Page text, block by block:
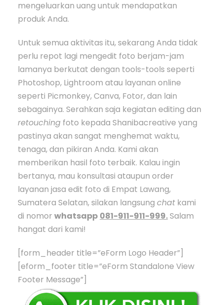
mengeluarkan uang untuk mendapatkan
produk Anda.
Untuk semua aktivitas itu, sekarang Anda tidak
perlu repot lagi mengedit foto berjam-jam
lamanya berkutat dengan tools-tools seperti
Photoshop, Lightroom atau layanan online
seperti Picmonkey, Canva, Fotor, dan lain
sebagainya. Serahkan saja kegiatan editing dan
retouching foto kepada Shanibacreative yang
pastinya akan sangat menghemat waktu,
tenaga, dan pikiran Anda. Kami akan
memberikan hasil foto terbaik. Kalau ingin
bertanya, mau konsultasi ataupun order
layanan jasa edit foto di Empat Lawang,
Sumatera Selatan, silakan langsungchat kami
di nomorwhatsapp 081-911-911-999.Salam
hangat dari kami!
[form_header title=”eForm Logo Header”]
[eform_footer title=”eForm Standalone View
Footer Message”]